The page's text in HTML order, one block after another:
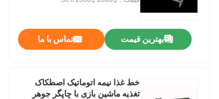
فیدر کاغذ اصطکاک
بهترین قیمت تماس با ما
خط غذا نیمه اتوماتیک اصطکاک
تغذیه ماشین بازی با چاپگر جوهر